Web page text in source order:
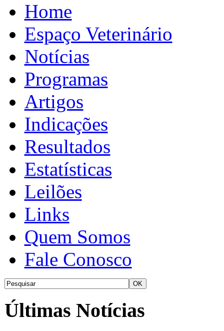
Home
Espaço Veterinário
Notícias
Programas
Artigos
Indicações
Resultados
Estatísticas
Leilões
Links
Quem Somos
Fale Conosco
Últimas Notícias